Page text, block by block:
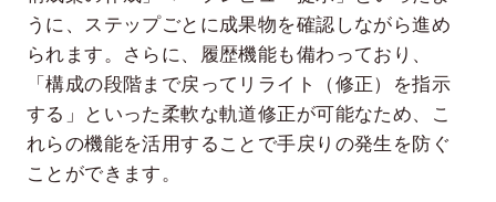
うに、ステップごとに成果物を確認しながら進め
られます。さらに、履歴機能も備わっており、
「構成の段階まで戻ってリライト（修正）を指示
する」といった柔軟な軌道修正が可能なため、こ
れらの機能を活用することで手戻りの発生を防ぐ
ことができます。